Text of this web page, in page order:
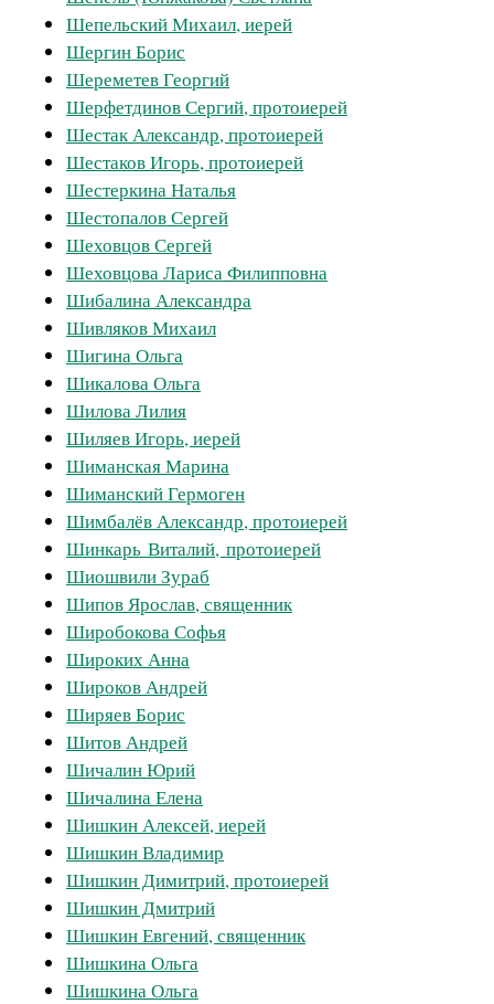
Шепельский Михаил, иерей
Шергин Борис
Шереметев Георгий
Шерфетдинов Сергий, протоиерей
Шестак Александр, протоиерей
Шестаков Игорь, протоиерей
Шестеркина Наталья
Шестопалов Сергей
Шеховцов Сергей
Шеховцова Лариса Филипповна
Шибалина Александра
Шивляков Михаил
Шигина Ольга
Шикалова Ольга
Шилова Лилия
Шиляев Игорь, иерей
Шиманская Марина
Шиманский Гермоген
Шимбалёв Александр, протоиерей
Шинкарь Виталий, протоиерей
Шиошвили Зураб
Шипов Ярослав, священник
Широбокова Софья
Широких Анна
Широков Андрей
Ширяев Борис
Шитов Андрей
Шичалин Юрий
Шичалина Елена
Шишкин Алексей, иерей
Шишкин Владимир
Шишкин Димитрий, протоиерей
Шишкин Дмитрий
Шишкин Евгений, священник
Шишкина Ольга
Шишкина Ольга